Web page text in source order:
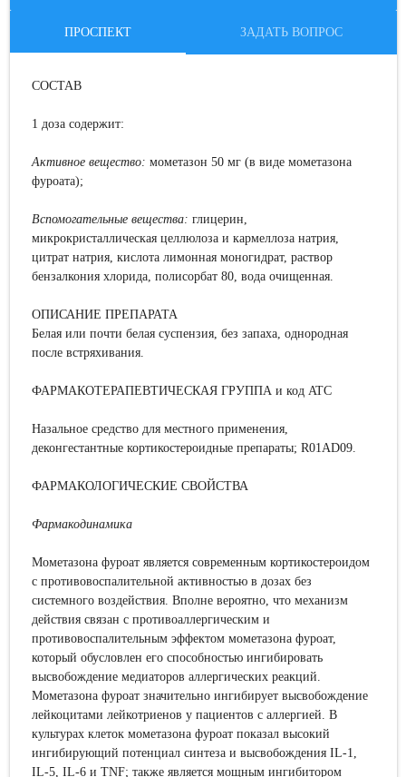
ПРОСПЕКТ ЗАДАТЬ ВОПРОС
СОСТАВ
1 доза содержит:
Активное вещество: мометазон 50 мг (в виде мометазона
фуроата);
Вспомогательные вещества: глицерин,
микрокристаллическая целлюлоза и кармеллоза натрия,
цитрат натрия, кислота лимонная моногидрат, раствор
бензалкония хлорида, полисорбат 80, вода очищенная.
ОПИСАНИЕ ПРЕПАРАТА
Белая или почти белая суспензия, без запаха, однородная
после встряхивания.
ФАРМАКОТЕРАПЕВТИЧЕСКАЯ ГРУППА и код ATC
Назальное средство для местного применения,
деконгестантные кортикостероидные препараты; R01AD09.
ФАРМАКОЛОГИЧЕСКИЕ СВОЙСТВА
Фармакодинамика
Мометазона фуроат является современным кортикостероидом
с противовоспалительной активностью в дозах без
системного воздействия. Вполне вероятно, что механизм
действия связан с противоаллергическим и
противовоспалительным эффектом мометазона фуроат,
который обусловлен его способностью ингибировать
высвобождение медиаторов аллергических реакций.
Мометазона фуроат значительно ингибирует высвобождение
лейкоцитами лейкотриенов у пациентов с аллергией. В
культурах клеток мометазона фуроат показал высокий
ингибирующий потенциал синтеза и высвобождения IL-1,
IL-5, IL-6 и TNF; также является мощным ингибитором